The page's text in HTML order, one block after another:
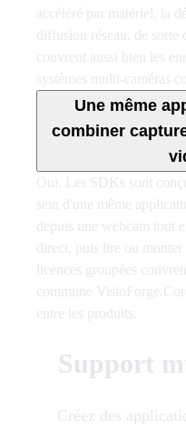
accéléré par matériel, la
diffusion réseau, de sorte
couvrent aussi bien les
systèmes multi-caméras
Une même
combiner
Oui. Les SDKs sont
sein d'une même
depuis une webcam tout
direct, puis lire ou
licences groupées
commune
entre les produits.
Support
Créez des